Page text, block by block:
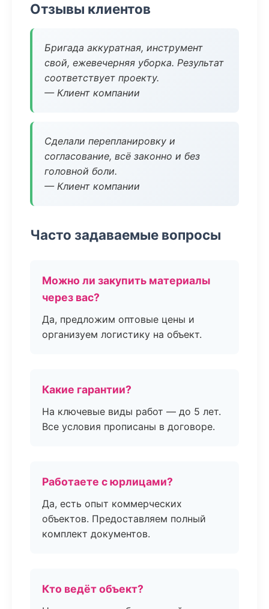
Отзывы клиентов
Бригада аккуратная, инструмент
свой, ежевечерняя уборка. Результат
соответствует проекту.
— Клиент компании
Сделали перепланировку и
согласование, всё законно и без
головной боли.
— Клиент компании
Часто задаваемые вопросы
Можно ли закупить материалы
через вас?
Да, предложим оптовые цены и
организуем логистику на объект.
Какие гарантии?
На ключевые виды работ — до 5 лет.
Все условия прописаны в договоре.
Работаете с юрлицами?
Да, есть опыт коммерческих
объектов. Предоставляем полный
комплект документов.
Кто ведёт объект?